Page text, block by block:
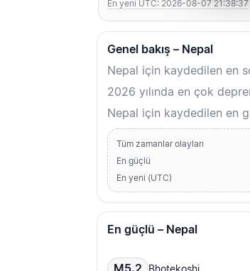
En yeni UTC: 2026-08-07 21:38:37
Genel bakış – Nepal
Nepal için kaydedilen en
2026 yılında en çok
Nepal için kaydedilen en
Tüm zamanlar olayları
En güçlü
En yeni (UTC)
En güçlü – Nepal
Bhotekoshi